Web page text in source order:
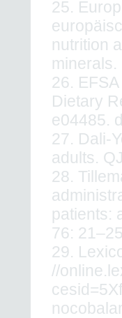
25.
nutrition
26.
Dietary
e04485.
27. Dali-
adults.
28.
patients:
76:
29.
//